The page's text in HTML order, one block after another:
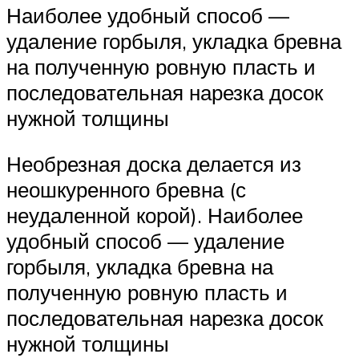
Наиболее удобный способ —
удаление горбыля, укладка бревна
на полученную ровную пласть и
последовательная нарезка досок
нужной толщины
Необрезная доска делается из
неошкуренного бревна (с
неудаленной корой). Наиболее
удобный способ — удаление
горбыля, укладка бревна на
полученную ровную пласть и
последовательная нарезка досок
нужной толщины